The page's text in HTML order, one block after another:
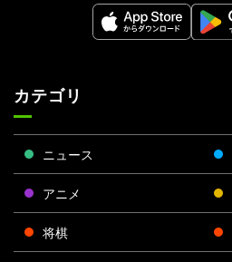
カテゴリ
ニュース
アニメ
将棋